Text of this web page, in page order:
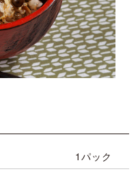
1パック